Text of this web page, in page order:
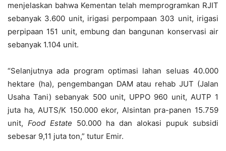
menjelaskan bahwa Kementan telah memprogramkan RJIT
sebanyak 3.600 unit, irigasi perpompaan 303 unit, irigasi
perpipaan 151 unit, embung dan bangunan konservasi air
sebanyak 1.104 unit.
“Selanjutnya ada program optimasi lahan seluas 40.000
hektare (ha), pengembangan DAM atau rehab JUT (Jalan
Usaha Tani) sebanyak 500 unit, UPPO 960 unit, AUTP 1
juta ha, AUTS/K 150.000 ekor, Alsintan pra-panen 15.759
unit, Food Estate 50.000 ha dan alokasi pupuk subsidi
sebesar 9,11 juta ton,” tutur Emir.